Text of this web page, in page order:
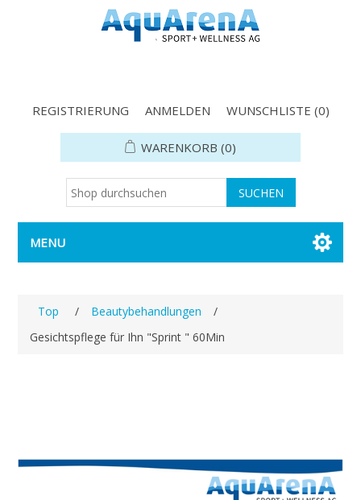
REGISTRIERUNG ANMELDEN WUNSCHLISTE (0)
WARENKORB (0)
MENU
Top / Beautybehandlungen
/
Gesichtspflege für Ihn "Sprint " 60Min